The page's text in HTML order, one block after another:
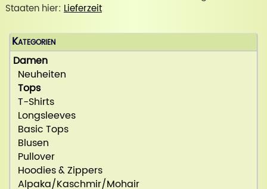
Staaten hier: Lieferzeit
Kategorien
Damen
Neuheiten
Tops
T-Shirts
Longsleeves
Basic Tops
Blusen
Pullover
Hoodies & Zippers
Alpaka/Kaschmir/Mohair